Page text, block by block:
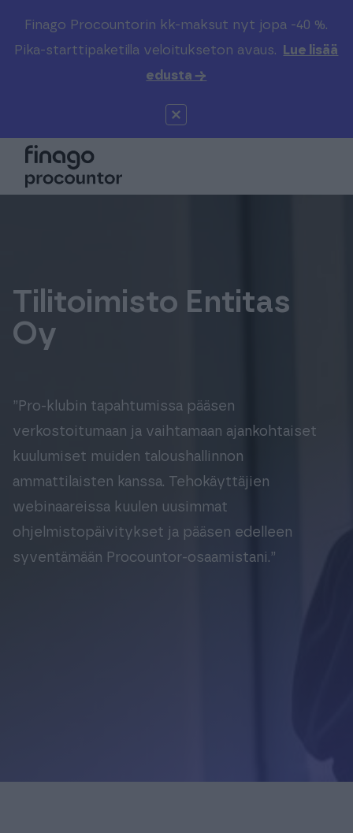
Finago Procountorin kk-maksut nyt jopa -40 %.
Pika-starttipaketilla veloitukseton avaus.
Lue lisää
edusta →
Etsi sivustolta
Valitse kieli
Global (EN)
Kirjaudu
Solo
Sopimuskone
Kampus
Kenelle
Tilitoimistoille
Hinnasto
Meistä & Ajankohtaista
Tilaa Procountor
Tilitoimisto Entitas
Oy
”Pro-klubin tapahtumissa pääsen
verkostoitumaan ja vaihtamaan ajankohtaiset
kuulumiset muiden taloushallinnon
ammattilaisten kanssa. Tehokäyttäjien
webinaareissa kuulen uusimmat
ohjelmistopäivitykset ja pääsen edelleen
syventämään Procountor-osaamistani.”